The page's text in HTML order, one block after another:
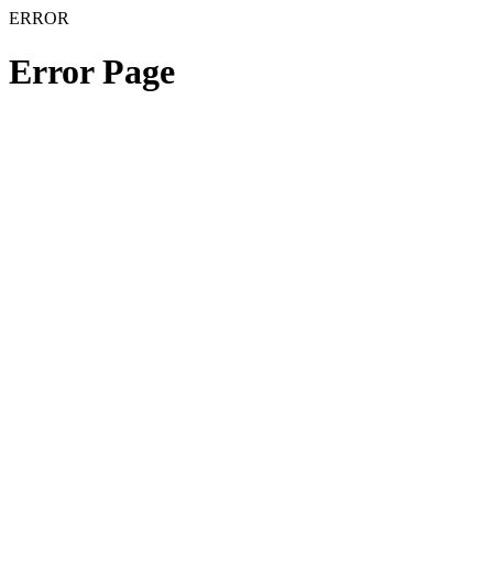
ERROR
Error Page